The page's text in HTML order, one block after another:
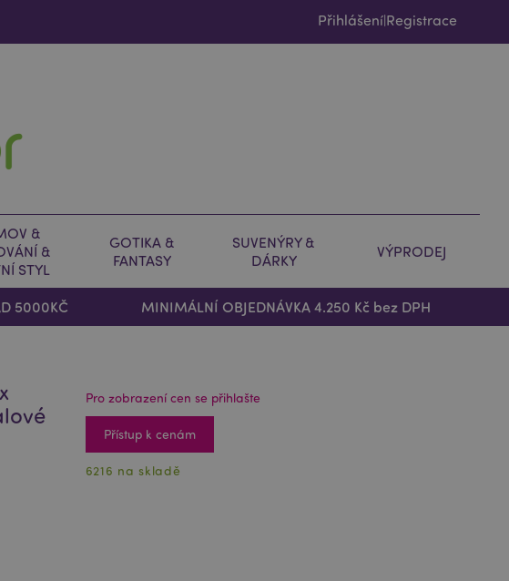
Přihlášení|Registrace
&
&
STYL
GOTIKA &
FANTASY
SUVENÝRY &
DÁRKY
VÝPRODEJ
5000KČ MINIMÁLNÍ OBJEDNÁVKA 4.250 Kč bez DPH
Pro zobrazení cen se přihlašte
Přístup k cenám
6216 na skladě